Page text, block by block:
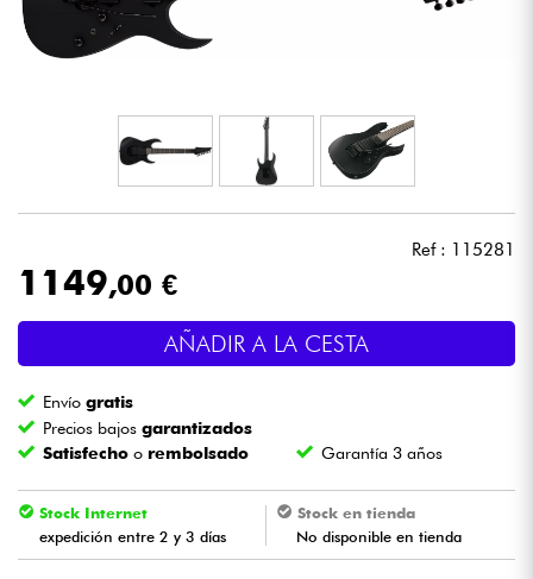
Grabación
Micros
Luces
Vientos
Violines y cuarteto
Ref : 115281
1149,00 €
AÑADIR A LA CESTA
Envíogratis
Precios bajosgarantizados
Satisfecho o rembolsado Garantía 3 años
Stock Internet
expedición entre 2 y 3 días
Stock en tienda
No disponible en tienda